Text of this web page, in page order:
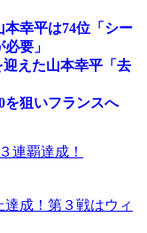
幸平は74位「シー
要」
えた山本幸平「去
を狙いフランスへ
連覇達成！
成！第３戦はウィ